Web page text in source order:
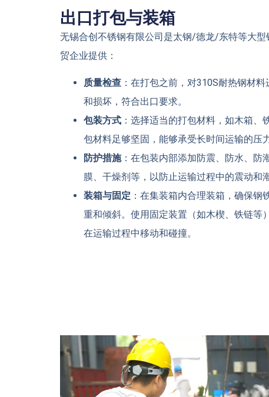
出口打包与装箱
无锡合创不锈钢有限公司是太钢/德龙/东特等大
贸企业提供：
质量检查 ：在打包之前，对310S耐热钢材
和损坏，符合出口要求。
包装方式 ：选择适当的打包材料，如木箱
包材料足够坚固，能够承受长时间运输的压力
防护措施：在包装内部添加防震、防水、防
膜、干燥剂等，以防止运输过程中的震动和
装箱与固定 ：在集装箱内合理装箱，确保
重和倾斜。使用固定装置（如木楔、铁链等
在运输过程中移动和碰撞。